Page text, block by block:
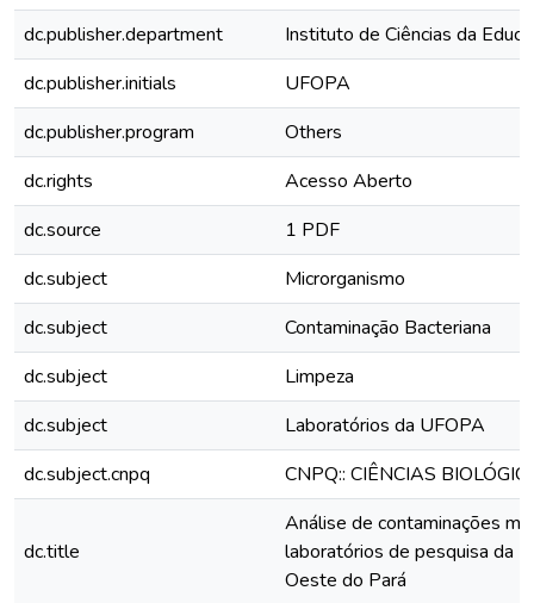
dc.publisher.department
Instituto de Ciências da
dc.publisher.initials
UFOPA
dc.publisher.program
Others
dc.rights
Acesso Aberto
dc.source
1 PDF
dc.subject
Microrganismo
dc.subject
Contaminação Bacteriana
dc.subject
Limpeza
dc.subject
Laboratórios da UFOPA
dc.subject.cnpq
CNPQ:: CIÊNCIAS
dc.title
Análise de contaminações
laboratórios de pesquisa da
Oeste do Pará